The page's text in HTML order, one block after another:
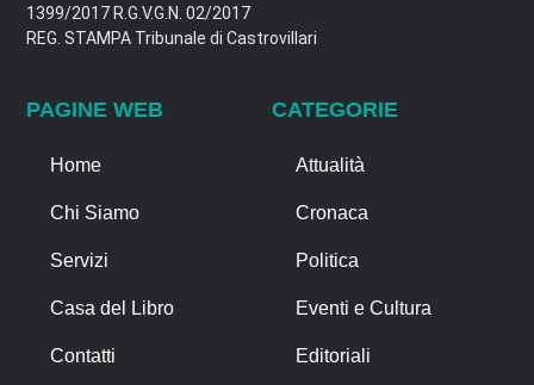
1399/2017 R.G.V.G.N. 02/2017
REG. STAMPA Tribunale di Castrovillari
PAGINE WEB
Home
Chi Siamo
Servizi
Casa del Libro
Contatti
CATEGORIE
Attualità
Cronaca
Politica
Eventi e Cultura
Editoriali